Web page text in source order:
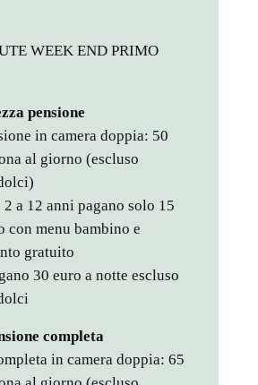
WEEK END PRIMO
pensione
in camera doppia: 50
al giorno (escluso
a 12 anni pagano solo 15
con menu bambino e
gratuito
30 euro a notte escluso
completa
in camera doppia: 65